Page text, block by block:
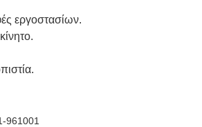
εργοστασίων.
961001